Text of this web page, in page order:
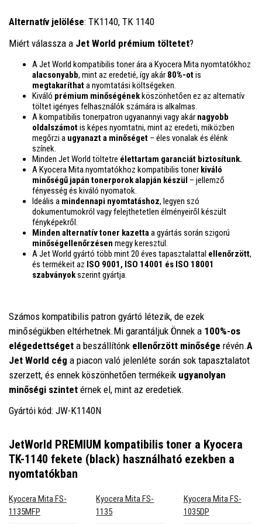
Alternatív jelölése: TK1140, TK 1140
Miért válassza a Jet World prémium töltetet?
A Jet World kompatibilis toner ára a Kyocera Mita nyomtatókhoz
alacsonyabb, mint az eredetié, így akár 80%-otis
megtakaríthata nyomtatási költségeken.
Kiváló prémium minőségénekköszönhetően ez az alternatív
töltet igényes felhasználók számára is alkalmas.
A kompatibilis tonerpatron ugyanannyi vagy akár nagyobb
oldalszámotis képes nyomtatni, mint az eredeti, miközben
megőrzi a ugyanazt a minőséget – éles vonalak és élénk
színek.
Minden Jet World töltetre élettartam garanciát biztosítunk.
A Kyocera Mita nyomtatókhoz kompatibilis toner kiváló
minőségű japán tonerporok alapján készül – jellemző
fényesség és kiváló nyomatok.
Ideális a mindennapi nyomtatáshoz, legyen szó
dokumentumokról vagy felejthetetlen élményeiről készült
fényképekről.
Minden alternatív toner kazettaa gyártás során szigorú
minőségellenőrzésen megy keresztül.
A Jet World gyártó több mint 20 éves tapasztalattal ellenőrzött,
és termékeit az ISO 9001, ISO 14001 és ISO 18001
szabványokszerint gyártja.
Számos kompatibilis patron gyártó létezik, de ezek
minőségükben eltérhetnek.Mi garantáljuk Önnek a 100%-os
elégedettséget a beszállítónk ellenőrzött minősége révén.A
Jet World cég a piacon való jelenléte során sok tapasztalatot
szerzett, és ennek köszönhetően termékeik ugyanolyan
minőségi szintet érnek el, mint az eredetiek.
Gyártói kód: JW-K1140N
JetWorld PREMIUM kompatibilis toner a Kyocera
TK-1140 fekete (black) használható ezekben a
nyomtatókban
Kyocera Mita FS-
1135MFP
Kyocera Mita FS-
1135
Kyocera Mita FS-
1035DP